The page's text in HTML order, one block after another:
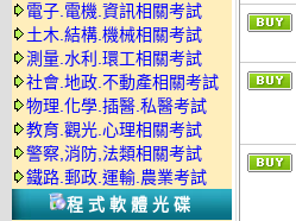
電子.電機.資訊相關考試
土木.結構.機械相關考試
測量.水利.環工相關考試
社會.地政.不動產相關考試
物理.化學.插醫.私醫考試
教育.觀光.心理相關考試
警察,消防,法類相關考試
鐵路.郵政.運輸.農業考試
程式軟體光碟